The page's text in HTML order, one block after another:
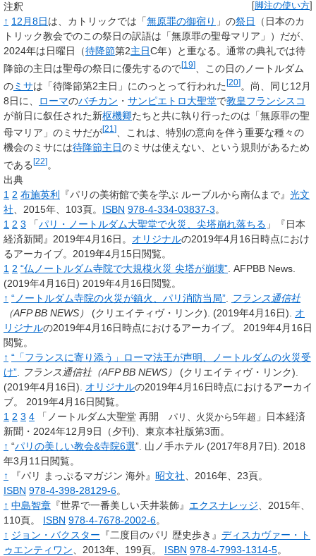
脚注の使い方
注釈
↑ 12月8日は、カトリックでは「無原罪の御宿り 」の祭日
（日本のカ
トリック教会でのこの祭日の訳語は「無原罪の聖母マリア」）だが、
2024年は日曜日（待降節第2主日C年）と重なる。通常の典礼では待
降節の主日は聖母の祭日に優先するので[19]
、この日のノートルダム
のミサは「待降節第2主日」にのっとって行われた[20]。尚、同じ12月
8日に、
ローマのバチカン ・ サンピエトロ大聖堂で教皇フランシスコ
が前日に叙任された新枢機卿たちと共に執り行ったのは「無原罪の聖
母マリア」のミサだが[21]、これは、特別の意向を伴う重要な種々の
機会のミサには待降節主日のミサは使えない、という規則があるため
である [22] 。
出典
1 2 布施英利 『パリの美術館で美を学ぶ ルーブルから南仏まで』 光文
社 、2015年、103頁。 ISBN 978-4-334-03837-3。
1 2 3 「パリ・ノートルダム大聖堂で火災、尖塔崩れ落ちる 」『日本
経済新聞』2019年4月16日。 オリジナルの2019年4月16日時点におけ
るアーカイブ。2019年4月15日閲覧。
1 2 “仏ノートルダム寺院で大規模火災 尖塔が崩壊” AFPBB News.
(2019年4月16日) 2019年4月16日閲覧。
↑ “ノートルダム寺院の火災が鎮火、パリ消防当局”
フランス通信社
（AFP BB NEWS）
(クリエイティヴ・リンク). (2019年4月16日).
オ
リジナルの2019年4月16日時点におけるアーカイブ。
2019年4月16日
閲覧。
↑ “「フランスに寄り添う」ローマ法王が声明、ノートルダムの火災受
け”
フランス通信社（AFP BB NEWS）
(クリエイティヴ・リンク).
(2019年4月16日).
オリジナルの2019年4月16日時点におけるアーカイ
ブ。
2019年4月16日閲覧。
1 2 3 4 「ノートルダム大聖堂 再開 パリ、火災から5年超 」日本経済
新聞・2024年12月9日（夕刊)、東京本社版第3面。
↑ “パリの美しい教会&寺院6選”. 山ノ手ホテル (2017年8月7日).
2018
年3月11日閲覧。
↑
『パリ まっぷるマガジン 海外』 昭文社 、2016年、23頁。
ISBN 978-4-398-28129-6。
↑ 中島智章 『世界で一番美しい天井装飾』 エクスナレッジ 、2015年、
110頁。 ISBN 978-4-7678-2002-6。
↑ ジョン・バクスター 『二度目のパリ 歴史歩き』 ディスカヴァー・ト
ゥエンティワン 、2013年、199頁。 ISBN 978-4-7993-1314-5。